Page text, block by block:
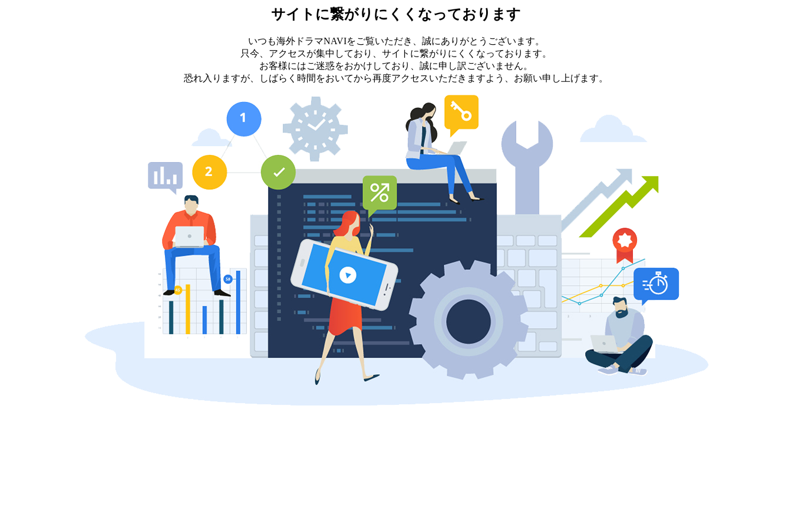
サイトに繋がりにくくなっております
いつも海外ドラマNAVIをご覧いただき、誠にありがとうございます。
只今、アクセスが集中しており、サイトに繋がりにくくなっております。
お客様にはご迷惑をおかけしており、誠に申し訳ございません。
恐れ入りますが、しばらく時間をおいてから再度アクセスいただきますよう、お願い申し上げます。